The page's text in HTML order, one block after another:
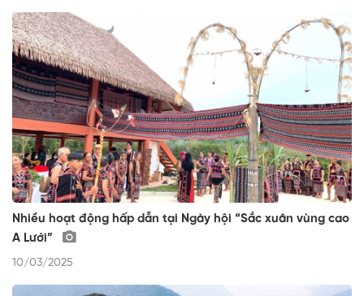
Nhiều hoạt động hấp dẫn tại Ngày hội “Sắc xuân vùng cao
A Lưới”
10/03/2025